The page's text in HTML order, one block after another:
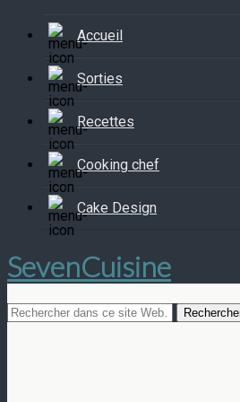
Accueil
Sorties
Recettes
Cooking chef
Cake Design
SevenCuisine